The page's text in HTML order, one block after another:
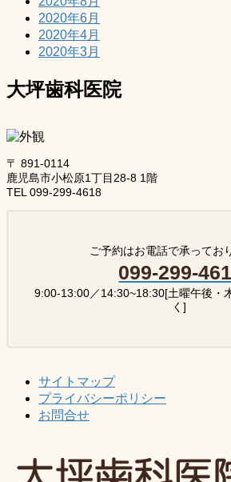
2020年6月
2020年4月
2020年3月
大坪歯科医院
〒 891-0114
鹿児島市小松原1丁目28-8 1階
TEL 099-299-4618
ご予約はお電話で承ってお
099-299-
9:00-13:00／14:30~18:30[土曜午後・
く]
サイトマップ
プライバシーポリシー
お問合せ